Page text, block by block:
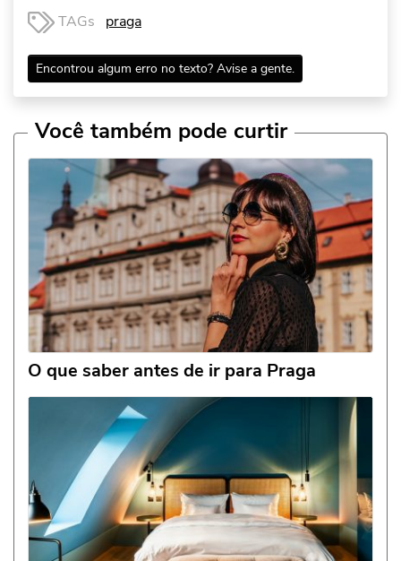
TAGs praga
Encontrou algum erro no texto? Avise a gente.
Você também pode curtir
O que saber antes de ir para Praga